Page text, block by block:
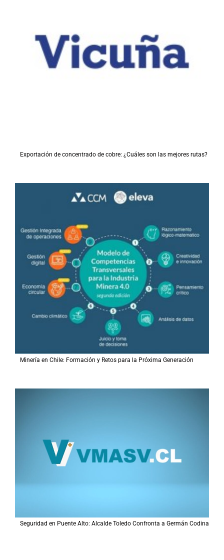
Exportación de concentrado de cobre: ¿Cuáles son las mejores rutas?
Minería en Chile: Formación y Retos para la Próxima Generación
Seguridad en Puente Alto: Alcalde Toledo Confronta a Germán Codina